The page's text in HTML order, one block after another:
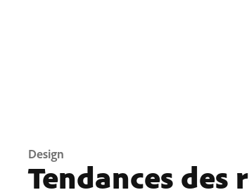
Design
Tendances